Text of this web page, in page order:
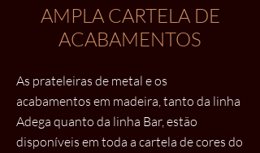
AMPLA CARTELA DE
ACABAMENTOS
As prateleiras de metal e os
acabamentos em madeira, tanto da linha
Adega quanto da linha Bar, estão
disponíveis em toda a cartela de cores do